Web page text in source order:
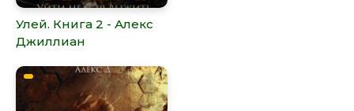
Улей. Книга 2 - Алекс
Джиллиан